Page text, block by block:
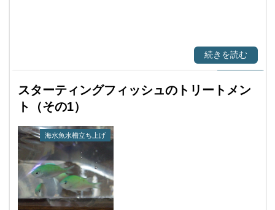
続きを読む
スターティングフィッシュのトリートメン
ト（その1）
海水魚水槽立ち上げ